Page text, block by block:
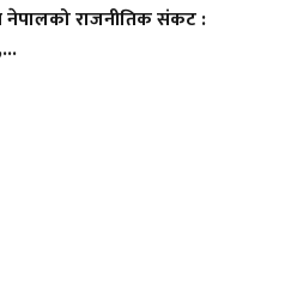
नेपालको राजनीतिक संकट :